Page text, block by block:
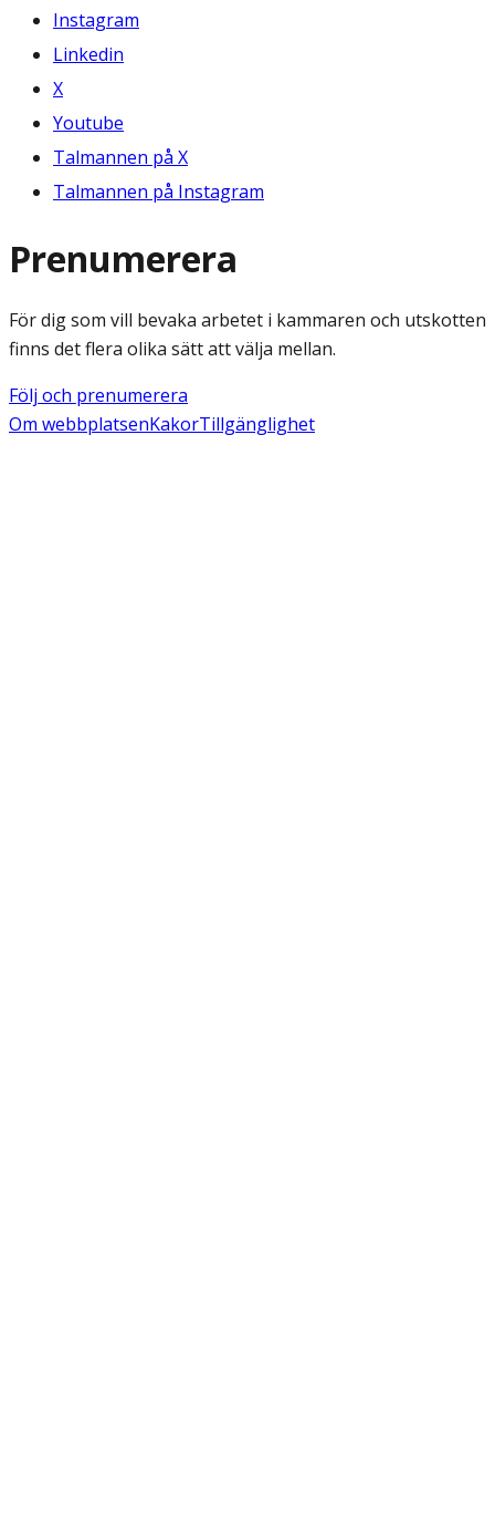
Instagram
Linkedin
X
Youtube
Talmannen på X
Talmannen på Instagram
Prenumerera
För dig som vill bevaka arbetet i kammaren och utskotten
finns det flera olika sätt att välja mellan.
Följ och prenumerera
Om webbplatsenKakorTillgänglighet